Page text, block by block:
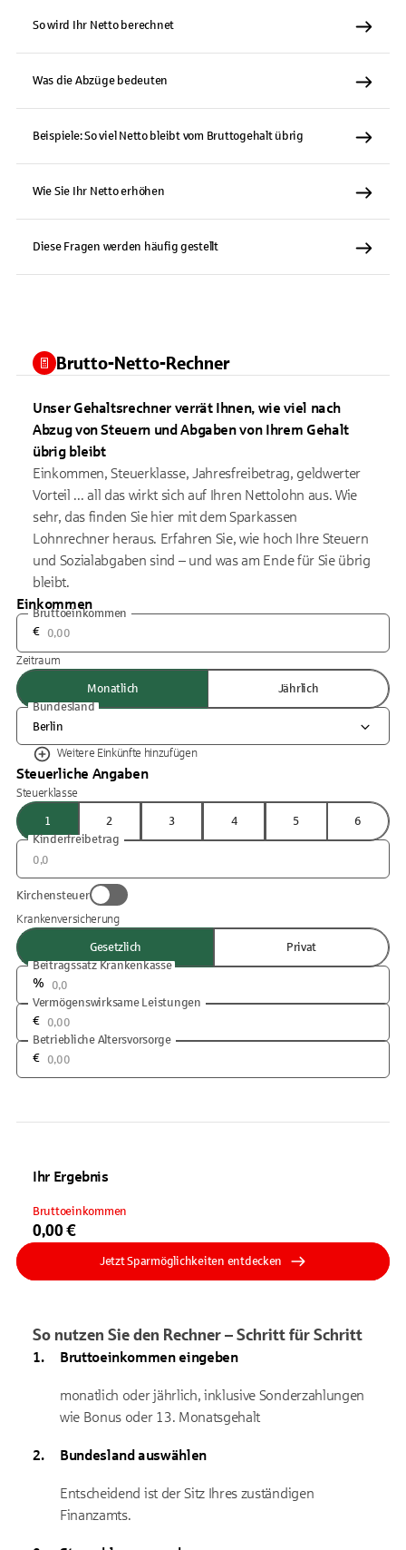
So wird Ihr Netto berechnet
Was die Abzüge bedeuten
Beispiele: So viel Netto bleibt vom Bruttogehalt übrig
Wie Sie Ihr Netto erhöhen
Diese Fragen werden häufig gestellt
Brutto-Netto-Rechner
Unser Gehaltsrechner verrät Ihnen, wie viel nach
Abzug von Steuern und Abgaben von Ihrem Gehalt
übrig bleibt
Einkommen, Steuerklasse, Jahresfreibetrag, geldwerter
Vorteil ... all das wirkt sich auf Ihren Nettolohn aus. Wie
sehr, das finden Sie hier mit dem Sparkassen
Lohnrechner heraus. Erfahren Sie, wie hoch Ihre Steuern
und Sozialabgaben sind – und was am Ende für Sie übrig
bleibt.
Einkommen
Bruttoeinkommen
€
Zeitraum
Monatlich
Jährlich
Bundesland
Berlin
Weitere Einkünfte hinzufügen
Steuerliche Angaben
Steuerklasse
1 2 3 4 5
6
Kinderfreibetrag
Kirchensteuer
Krankenversicherung
Gesetzlich
Privat
Beitragssatz Krankenkasse
%
Vermögenswirksame Leistungen
€
Betriebliche Altersvorsorge
€
Ihr Ergebnis
Bruttoeinkommen
0,00 €
Jetzt Sparmöglichkeiten entdecken
So nutzen Sie den Rechner – Schritt für Schritt
Bruttoeinkommen eingeben
monatlich oder jährlich, inklusive Sonderzahlungen
wie Bonus oder 13. Monatsgehalt
Bundesland auswählen
Entscheidend ist der Sitz Ihres zuständigen
Finanzamts.